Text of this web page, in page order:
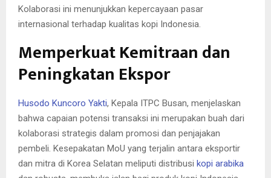
Kolaborasi ini menunjukkan kepercayaan pasar
internasional terhadap kualitas kopi Indonesia.
Memperkuat Kemitraan dan
Peningkatan Ekspor
Husodo Kuncoro Yakti, Kepala ITPC Busan, menjelaskan
bahwa capaian potensi transaksi ini merupakan buah dari
kolaborasi strategis dalam promosi dan penjajakan
pembeli. Kesepakatan MoU yang terjalin antara eksportir
dan mitra di Korea Selatan meliputi distribusi kopi arabika